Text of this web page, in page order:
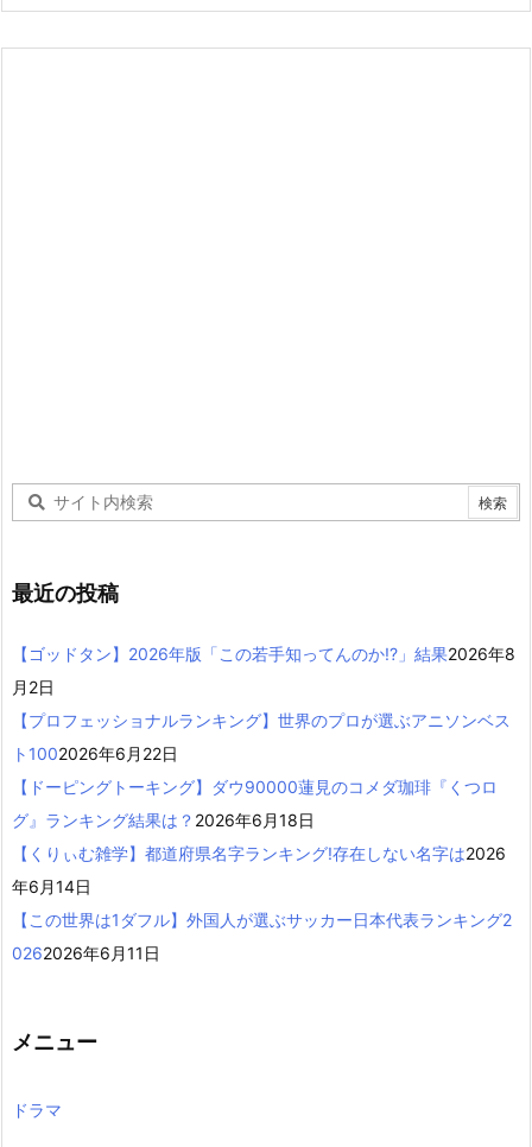
最近の投稿
【ゴッドタン】2026年版「この若手知ってんのか!?」結果2026年8
月2日
【プロフェッショナルランキング】世界のプロが選ぶアニソンベス
ト1002026年6月22日
【ドーピングトーキング】ダウ90000蓮見のコメダ珈琲『くつロ
グ』ランキング結果は？ 2026年6月18日
【くりぃむ雑学】都道府県名字ランキング!存在しない名字は2026
年6月14日
【この世界は1ダフル】外国人が選ぶサッカー日本代表ランキング2
0262026年6月11日
メニュー
ドラマ